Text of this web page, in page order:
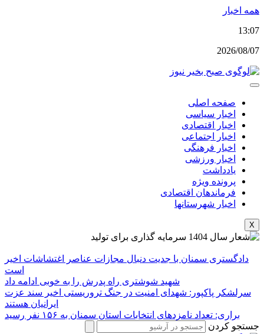
پرش
محتوا
همه اخبار
13:07
2026/08/07
صفحه اصلی
اخبار سیاسی
اخبار اقتصادی
اخبار اجتماعی
اخبار فرهنگی
اخبار ورزشی
یادداشت
پرونده ویژه
فرماندهان اقتصادی
اخبار شهرستانها
X
دادگستری سمنان با جدیت دنبال مجازات عناصر اغتشاشات اخیر
است
شهید شوشتری راه پدرش را به خوبی ادامه داد
سرلشکر پاکپور: شهدای امنیت در جنگ تروریستی اخیر سند عزت
ایرانیان هستند
براری: تعداد نامزدهای انتخابات استان سمنان به ۱۵۶ نفر رسید
جستجو کردن